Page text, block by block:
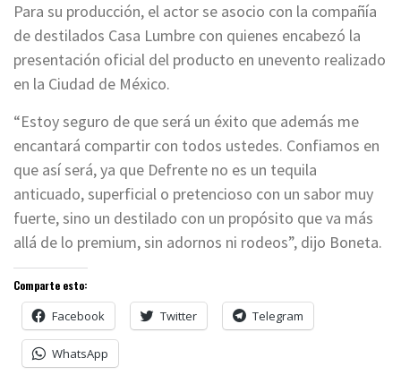
Para su producción, el actor se asocio con la compañía
de destilados Casa Lumbre con quienes encabezó la
presentación oficial del producto en unevento realizado
en la Ciudad de México.
“Estoy seguro de que será un éxito que además me
encantará compartir con todos ustedes. Confiamos en
que así será, ya que Defrente no es un tequila
anticuado, superficial o pretencioso con un sabor muy
fuerte, sino un destilado con un propósito que va más
allá de lo premium, sin adornos ni rodeos”, dijo Boneta.
Comparte esto:
Facebook Twitter Telegram
WhatsApp